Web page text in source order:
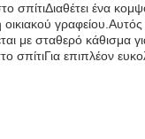
σπίτιΔιαθέτει ένα
με σταθερό κάθισμα
επιπλέον